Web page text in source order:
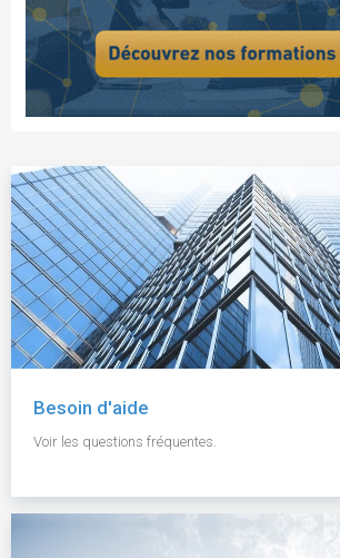
Besoin d'aide
Voir les questions fréquentes.